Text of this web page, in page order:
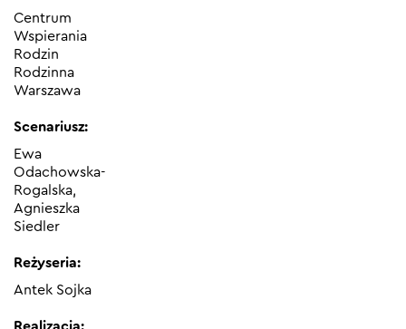
Centrum
Wspierania
Rodzin
Rodzinna
Warszawa
Scenariusz:
Ewa
Odachowska-
Rogalska,
Agnieszka
Siedler
Reżyseria:
Antek Sojka